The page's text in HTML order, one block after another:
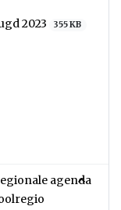
2023 355 KB
agenda